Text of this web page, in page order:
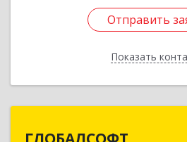
Отправить
Показать
Отправить
Назад